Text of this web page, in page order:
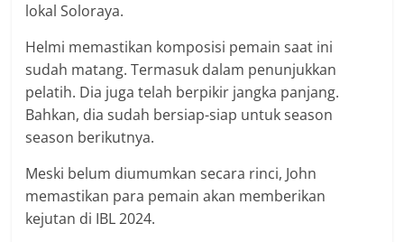
lokal Soloraya.
Helmi memastikan komposisi pemain saat ini
sudah matang. Termasuk dalam penunjukkan
pelatih. Dia juga telah berpikir jangka panjang.
Bahkan, dia sudah bersiap-siap untuk season
season berikutnya.
Meski belum diumumkan secara rinci, John
memastikan para pemain akan memberikan
kejutan di IBL 2024.